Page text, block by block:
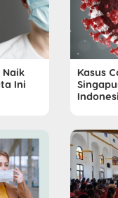
Naik
Ini
Kasus